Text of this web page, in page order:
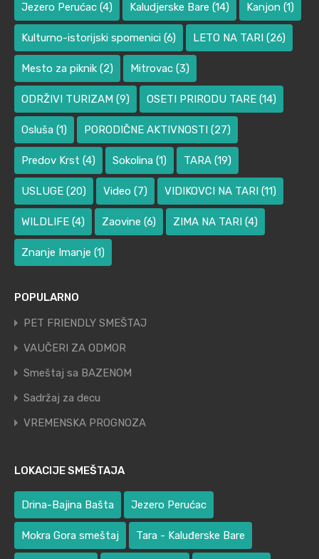
Jezero Perućac (4) Kaludjerske Bare (14) Kanjon (1)
Kulturno-istorijski spomenici (6) LETO NA TARI (26)
Mesto za piknik (2) Mitrovac (3)
ODRŽIVI TURIZAM (9) OSETI PRIRODU TARE (14)
Osluša (1) PORODIČNE AKTIVNOSTI (27)
Predov Krst (4) Sokolina (1) TARA (19)
USLUGE (20) Video (7) VIDIKOVCI NA TARI (11)
WILDLIFE (4) Zaovine (6) ZIMA NA TARI (4)
Znanje Imanje (1)
POPULARNO
PET FRIENDLY SMEŠTAJ
VAUČERI ZA ODMOR
Smeštaj sa BAZENOM
Sadržaj za decu
VREMENSKA PROGNOZA
LOKACIJE SMEŠTAJA
Drina-Bajina Bašta Jezero Perućac
Mokra Gora smeštaj Tara - Kaluđerske Bare